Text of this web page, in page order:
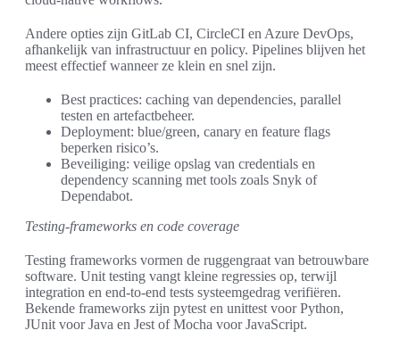
Andere opties zijn GitLab CI, CircleCI en Azure DevOps,
afhankelijk van infrastructuur en policy. Pipelines blijven het
meest effectief wanneer ze klein en snel zijn.
Best practices: caching van dependencies, parallel
testen en artefactbeheer.
Deployment: blue/green, canary en feature flags
beperken risico’s.
Beveiliging: veilige opslag van credentials en
dependency scanning met tools zoals Snyk of
Dependabot.
Testing-frameworks en code coverage
Testing frameworks vormen de ruggengraat van betrouwbare
software. Unit testing vangt kleine regressies op, terwijl
integration en end-to-end tests systeemgedrag verifiëren.
Bekende frameworks zijn pytest en unittest voor Python,
JUnit voor Java en Jest of Mocha voor JavaScript.